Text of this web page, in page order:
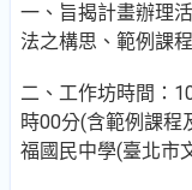
一、旨揭計畫辦理
法之構思、範例課
二、工作坊時間：
時00分(含範例課程
福國民中學(臺北市